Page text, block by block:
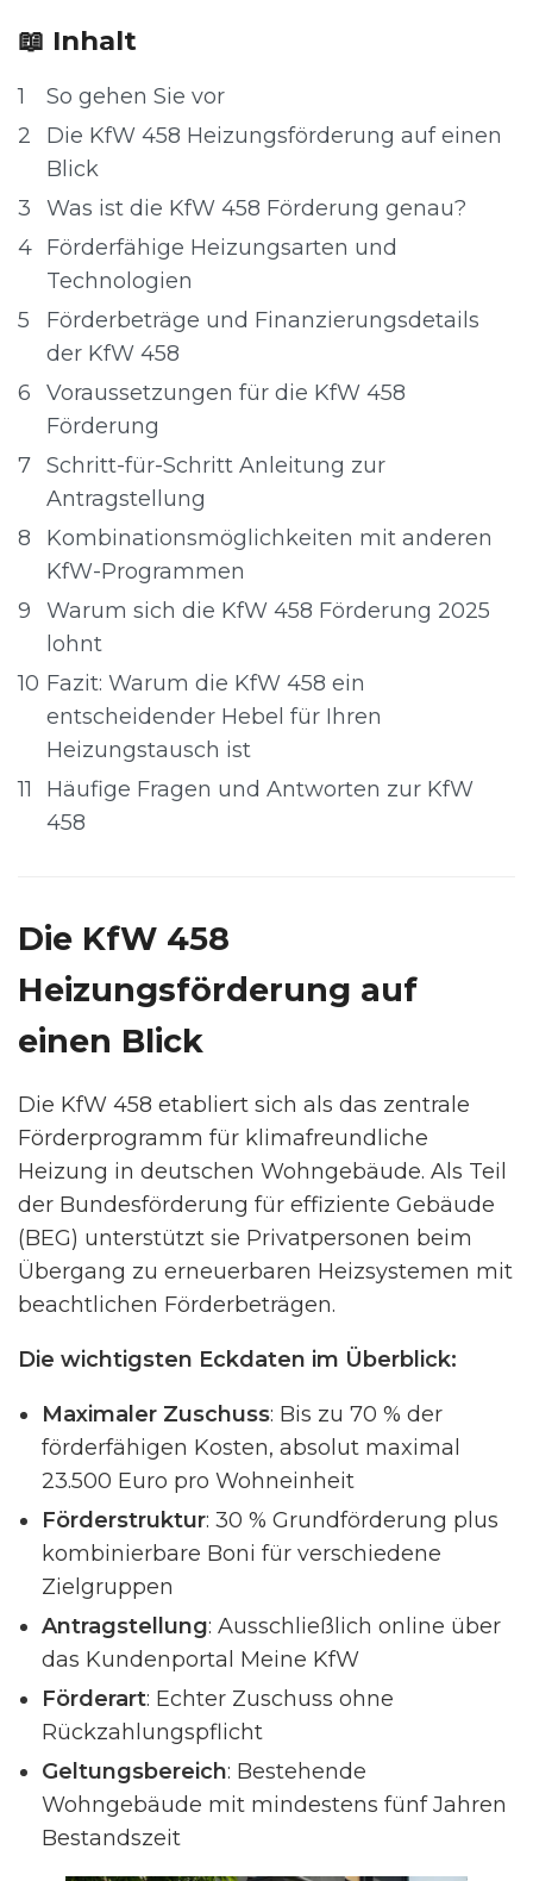
📖 Inhalt
1
So gehen Sie vor
2
Die KfW 458 Heizungsförderung auf einen
Blick
3
Was ist die KfW 458 Förderung genau?
4 Förderfähige Heizungsarten und
Technologien
5
Förderbeträge und Finanzierungsdetails
der KfW 458
6
Voraussetzungen für die KfW 458
Förderung
7 Schritt-für-Schritt Anleitung zur
Antragstellung
8
Kombinationsmöglichkeiten mit anderen
KfW-Programmen
9
Warum sich die KfW 458 Förderung 2025
lohnt
10 Fazit: Warum die KfW 458 ein
entscheidender Hebel für Ihren
Heizungstausch ist
11
Häufige Fragen und Antworten zur KfW
458
Die KfW 458
Heizungsförderung auf
einen Blick
Die KfW 458 etabliert sich als das zentrale
Förderprogramm für klimafreundliche
Heizung in deutschen Wohngebäude. Als Teil
der Bundesförderung für effiziente Gebäude
(BEG) unterstützt sie Privatpersonen beim
Übergang zu erneuerbaren Heizsystemen mit
beachtlichen Förderbeträgen.
Die wichtigsten Eckdaten im Überblick:
Maximaler Zuschuss: Bis zu 70 % der
förderfähigen Kosten, absolut maximal
23.500 Euro pro Wohneinheit
Förderstruktur: 30 % Grundförderung plus
kombinierbare Boni für verschiedene
Zielgruppen
Antragstellung: Ausschließlich online über
das Kundenportal Meine KfW
Förderart: Echter Zuschuss ohne
Rückzahlungspflicht
Geltungsbereich: Bestehende
Wohngebäude mit mindestens fünf Jahren
Bestandszeit